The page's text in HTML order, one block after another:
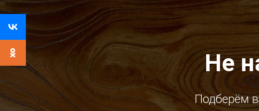
Не
Подберём